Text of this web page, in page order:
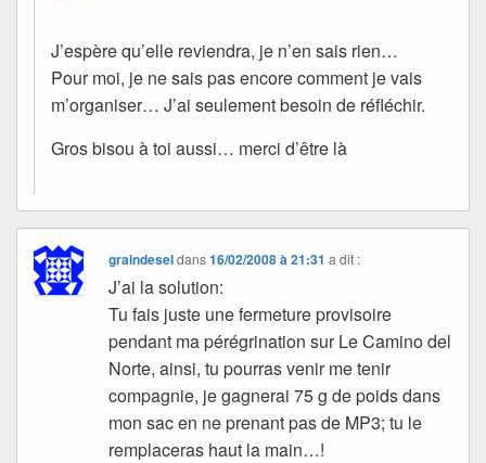
J’espère qu’elle reviendra, je n’en sais rien…
Pour moi, je ne sais pas encore comment je vais
m’organiser… J’ai seulement besoin de réfléchir.
Gros bisou à toi aussi… merci d’être là
graindeseldans16/02/2008 à 21:31 a dit :
J’ai la solution:
Tu fais juste une fermeture provisoire
pendant ma pérégrination sur Le Camino del
Norte, ainsi, tu pourras venir me tenir
compagnie, je gagnerai 75 g de poids dans
mon sac en ne prenant pas de MP3; tu le
remplaceras haut la main…!